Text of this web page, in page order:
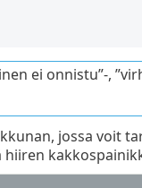
ei onnistu”-,
jossa voit